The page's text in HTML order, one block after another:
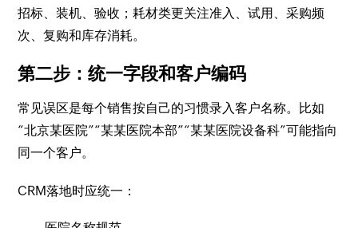
招标、装机、验收；耗材类更关注准入、试用、采购频
次、复购和库存消耗。
第二步：统一字段和客户编码
常见误区是每个销售按自己的习惯录入客户名称。比如
“北京某医院”“某某医院本部”“某某医院设备科”可能指向
同一个客户。
CRM落地时应统一：